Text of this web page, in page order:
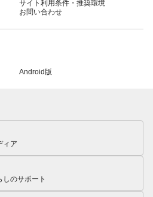
サイト利用条件・推奨環境
お問い合わせ
Android版
ィア
のサポート